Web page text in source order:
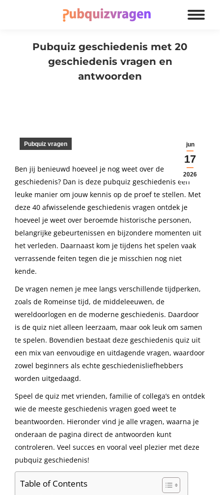
Pubquiz geschiedenis met 20
geschiedenis vragen en
antwoorden
jun
17
2026
Pubquiz vragen
Ben jij benieuwd hoeveel je nog weet over de
geschiedenis? Dan is deze pubquiz geschiedenis een
leuke manier om jouw kennis op de proef te stellen. Met
deze 40 afwisselende geschiedenis vragen ontdek je
hoeveel je weet over beroemde historische personen,
belangrijke gebeurtenissen en bijzondere momenten uit
het verleden. Daarnaast kom je tijdens het spelen vaak
verrassende feiten tegen die je misschien nog niet
kende.
De vragen nemen je mee langs verschillende tijdperken,
zoals de Romeinse tijd, de middeleeuwen, de
wereldoorlogen en de moderne geschiedenis. Daardoor
is de quiz niet alleen leerzaam, maar ook leuk om samen
te spelen. Bovendien bestaat deze geschiedenis quiz uit
een mix van eenvoudige en uitdagende vragen, waardoor
zowel beginners als echte geschiedenisliefhebbers
worden uitgedaagd.
Speel de quiz met vrienden, familie of collega’s en ontdek
wie de meeste geschiedenis vragen goed weet te
beantwoorden. Hieronder vind je alle vragen, waarna je
onderaan de pagina direct de antwoorden kunt
controleren. Veel succes en vooral veel plezier met deze
pubquiz geschiedenis!
Table of Contents